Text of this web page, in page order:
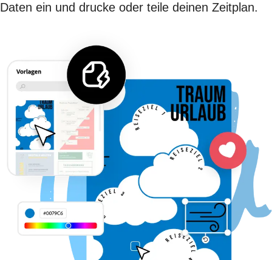
Daten ein und drucke oder teile deinen Zeitplan.